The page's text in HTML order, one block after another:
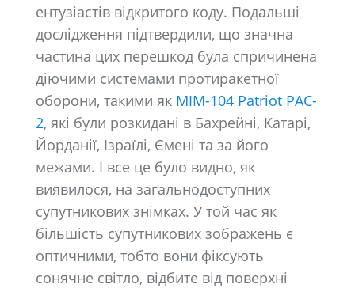
ентузіастів відкритого коду. Подальші
дослідження підтвердили, що значна
частина цих перешкод була спричинена
діючими системами протиракетної
оборони, такими як MIM-104 Patriot PAC-
2, які були розкидані в Бахрейні, Катарі,
Йорданії, Ізраїлі, Ємені та за його
межами. І все це було видно, як
виявилося, на загальнодоступних
супутникових знімках. У той час як
більшість супутникових зображень є
оптичними, тобто вони фіксують
сонячне світло, відбите від поверхні